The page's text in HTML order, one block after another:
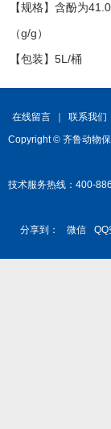
【规格】含酚为
（g/g）
【包装】5L/桶
在线留言 联系我们
Copyright © 齐鲁动物
技术服务热线：400-
分享到： 微信 QQ